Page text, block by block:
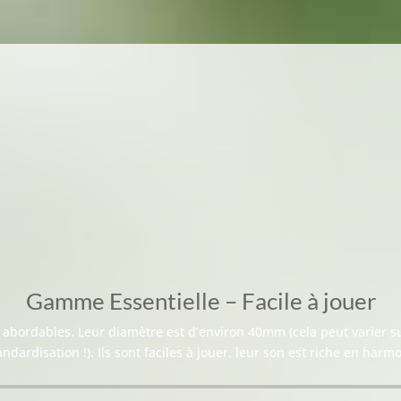
Gamme Essentielle – Facile à jouer
Leur diamètre est d’environ 40mm (cela peut varier
!). Ils sont faciles à jouer, leur son est riche en
Lecteur